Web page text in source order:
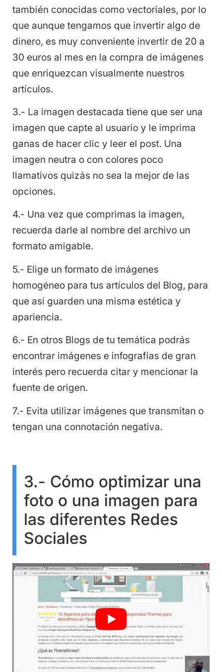
también conocidas como vectoriales, por lo
que aunque tengamos que invertir algo de
dinero, es muy conveniente invertir de 20 a
30 euros al mes en la compra de imágenes
que enriquezcan visualmente nuestros
artículos.
3.- La imagen destacada tiene que ser una
imagen que capte al usuario y le imprima
ganas de hacer clic y leer el post. Una
imagen neutra o con colores poco
llamativos quizás no sea la mejor de las
opciones.
4.- Una vez que comprimas la imagen,
recuerda darle al nombre del archivo un
formato amigable.
5.- Elige un formato de imágenes
homogéneo para tus artículos del Blog, para
que así guarden una misma estética y
apariencia.
6.- En otros Blogs de tu temática podrás
encontrar imágenes e infografías de gran
interés pero recuerda citar y mencionar la
fuente de origen.
7.- Evita utilizar imágenes que transmitan o
tengan una connotación negativa.
3.- Cómo optimizar una
foto o una imagen para
las diferentes Redes
Sociales